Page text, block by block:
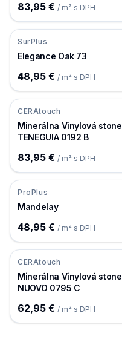
83,95 € / m² s DPH
SurPlus
Elegance Oak 73
48,95 € / m² s DPH
CERAtouch
Minerálna Vinylová stone
TENEGUIA 0192 B
83,95 € / m² s DPH
ProPlus
Mandelay
48,95 € / m² s DPH
CERAtouch
Minerálna Vinylová stone
NUOVO 0795 C
62,95 € / m² s DPH